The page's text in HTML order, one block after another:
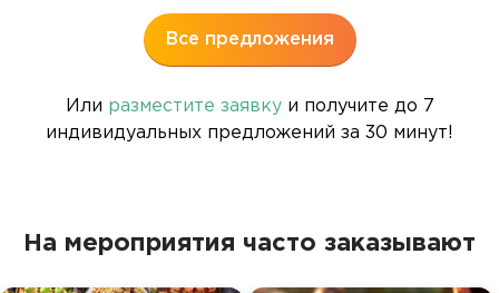
Все предложения
Или разместите заявкуи получите до 7
индивидуальных предложений за 30 минут!
На мероприятия часто заказывают